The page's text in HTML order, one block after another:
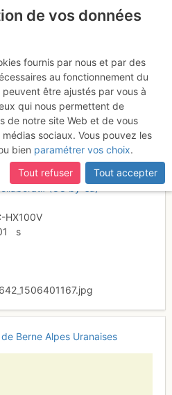
depuis
collaboratif (CC by-sa)
HX100V
s
Berne Alpes Uranaises
de vos données
fournis par nous et par des
au fonctionnement du
être ajustés par vous à
qui nous permettent de
de notre site Web et de vous
sociaux. Vous pouvez les
bien paramétrer vos choix.
Tout refuser
Tout accepter